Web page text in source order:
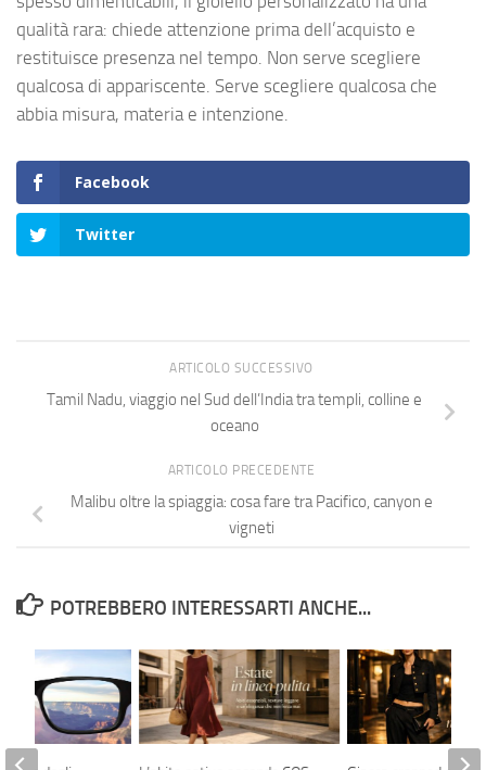
qualità rara: chiede attenzione prima dell’acquisto e
restituisce presenza nel tempo. Non serve scegliere
qualcosa di appariscente. Serve scegliere qualcosa che
abbia misura, materia e intenzione.
Facebook
Twitter
ARTICOLO SUCCESSIVO
Tamil Nadu, viaggio nel Sud dell’India tra templi, colline e
oceano
ARTICOLO PRECEDENTE
Malibu oltre la spiaggia: cosa fare tra Pacifico, canyon e
vigneti
POTREBBERO INTERESSARTI ANCHE...